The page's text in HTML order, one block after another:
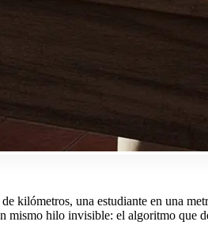
una estudiante en una
mismo hilo invisible: el algoritmo